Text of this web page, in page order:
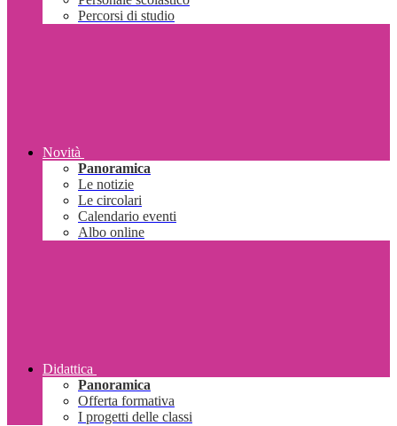
Percorsi di studio
Novità
Panoramica
Le notizie
Le circolari
Calendario eventi
Albo online
Didattica
Panoramica
Offerta formativa
I progetti delle classi